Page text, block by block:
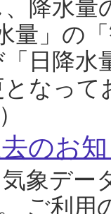
降水
量」の
日降
なっ
のお
象デー
ご利用